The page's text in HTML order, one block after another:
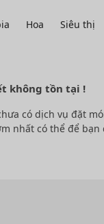
Hoa Siêu thị
không tồn tại !
có dịch vụ đặt
nhất có thể để